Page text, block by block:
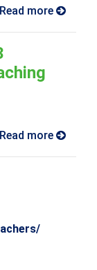
Read more
Read more